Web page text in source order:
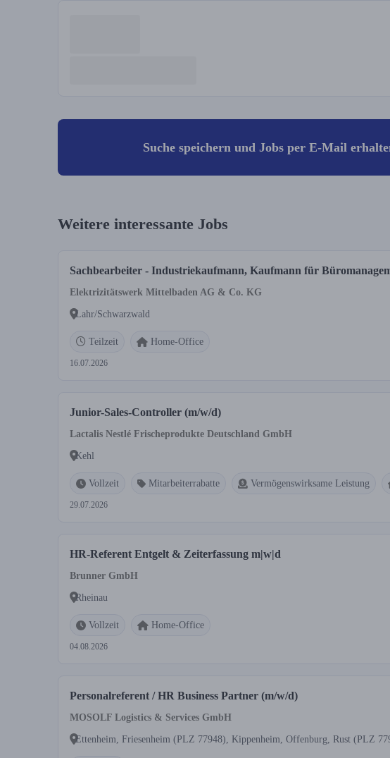
Suche speichern und Jobs per E-Mail
Weitere interessante Jobs
Sachbearbeiter - Industriekaufmann, Kaufmann für
Elektrizitätswerk Mittelbaden AG & Co. KG
Lahr/Schwarzwald
Teilzeit Home-Office
16.07.2026
Junior-Sales-Controller (m/w/d)
Lactalis Nestlé Frischeprodukte Deutschland GmbH
Kehl
Vollzeit Mitarbeiterrabatte Vermögenswirksame Leistung
29.07.2026
HR-Referent Entgelt & Zeiterfassung m|w|d
Brunner GmbH
Rheinau
Vollzeit Home-Office
04.08.2026
Personalreferent / HR Business Partner (m/w/d)
MOSOLF Logistics & Services GmbH
Ettenheim, Friesenheim (PLZ 77948), Kippenheim, Offenburg, Rust (PLZ